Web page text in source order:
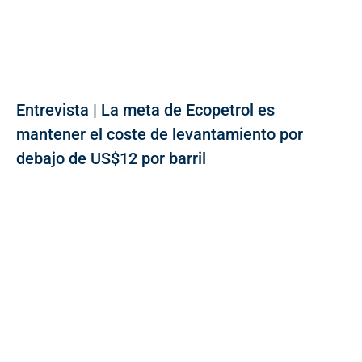
Entrevista | La meta de Ecopetrol es
mantener el coste de levantamiento por
debajo de US$12 por barril